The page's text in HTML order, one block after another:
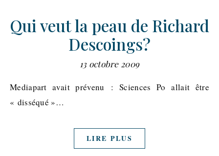
Qui veut la peau de Richard
Descoings?
13 octobre 2009
Mediapart avait prévenu : Sciences Po allait être
« disséqué »…
LIRE PLUS